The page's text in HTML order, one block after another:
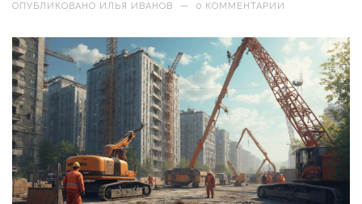
ОПУБЛИКОВАНО ИЛЬЯ ИВАНОВ — 0 КОММЕНТАРИИ